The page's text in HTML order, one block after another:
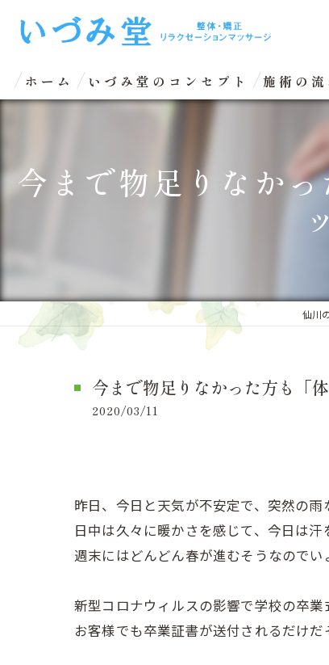
ホーム いづみ堂のコンセプト 施術の流
今まで物足りなか
仙川
今まで物足りなかった方も「
2020/03/11
昨日、今日と天気が不安定で、突然の雨
日中は久々に暖かさを感じて、今日は汗
週末にはどんどん春が進むそうなのでい
新型コロナウィルスの影響で学校の卒
お客様でも卒業証書が送付されるだけ